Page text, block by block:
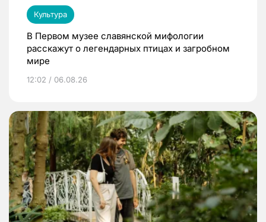
Культура
В Первом музее славянской мифологии
расскажут о легендарных птицах и загробном
мире
12:02 / 06.08.26